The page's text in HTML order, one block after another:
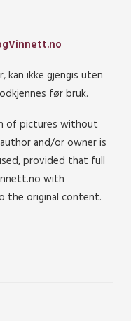
ikke gjengis uten
før bruk.
of pictures without
and/or owner is
provided that full
with
the original content.